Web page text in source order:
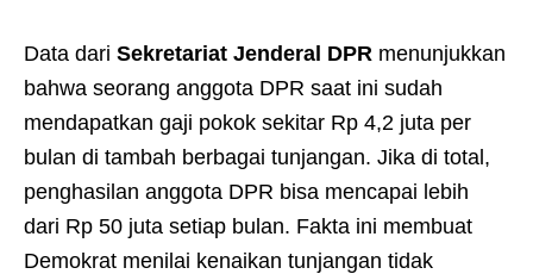
Data dari Sekretariat Jenderal DPR menunjukkan
bahwa seorang anggota DPR saat ini sudah
mendapatkan gaji pokok sekitar Rp 4,2 juta per
bulan di tambah berbagai tunjangan. Jika di total,
penghasilan anggota DPR bisa mencapai lebih
dari Rp 50 juta setiap bulan. Fakta ini membuat
Demokrat menilai kenaikan tunjangan tidak